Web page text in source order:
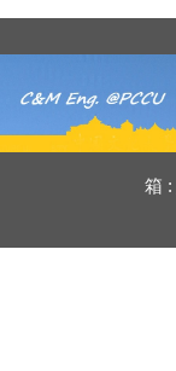
箱 :